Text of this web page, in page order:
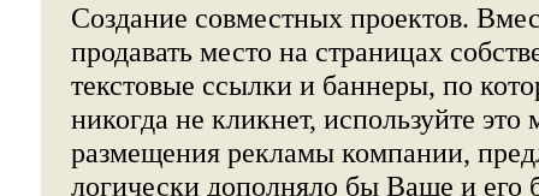
Создание совместных проектов.
продавать место на страницах
текстовые ссылки и баннеры, по
никогда не кликнет, используйте это
размещения рекламы компании,
логически дополняло бы Ваше и его